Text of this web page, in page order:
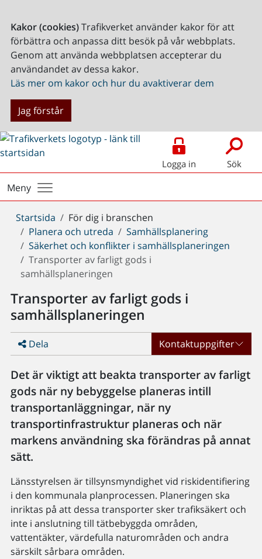
Kakor (cookies)Trafikverket använder kakor för att
förbättra och anpassa ditt besök på vår webbplats.
Genom att använda webbplatsen accepterar du
användandet av dessa kakor.
Läs mer om kakor och hur du avaktiverar dem
Jag förstår
Logga in Sök
Meny
Du
är
här:
Startsida
För dig i branschen
Planera och utreda
Samhällsplanering
Säkerhet och konflikter i samhällsplaneringen
Transporter av farligt gods i
samhällsplaneringen
Transporter av farligt gods i
samhällsplaneringen
Dela Kontaktuppgifter
Det är viktigt att beakta transporter av farligt
gods när ny bebyggelse planeras intill
transportanläggningar, när ny
transportinfrastruktur planeras och när
markens användning ska förändras på annat
sätt.
Länsstyrelsen är tillsynsmyndighet vid riskidentifiering
i den kommunala planprocessen. Planeringen ska
inriktas på att dessa transporter sker trafiksäkert och
inte i anslutning till tätbebyggda områden,
vattentäkter, värdefulla naturområden och andra
särskilt sårbara områden.